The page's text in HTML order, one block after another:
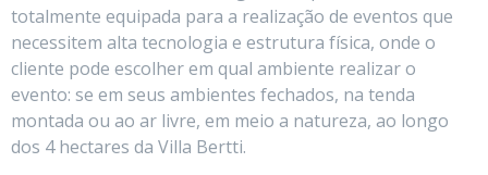
totalmente equipada para a realização de eventos que
necessitem alta tecnologia e estrutura física, onde o
cliente pode escolher em qual ambiente realizar o
evento: se em seus ambientes fechados, na tenda
montada ou ao ar livre, em meio a natureza, ao longo
dos 4 hectares da Villa Bertti.